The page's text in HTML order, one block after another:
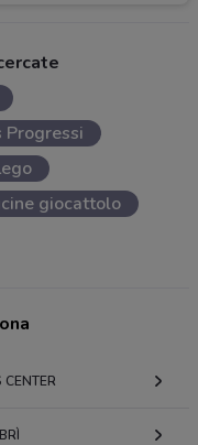
Progressi
giocattolo
CENTER